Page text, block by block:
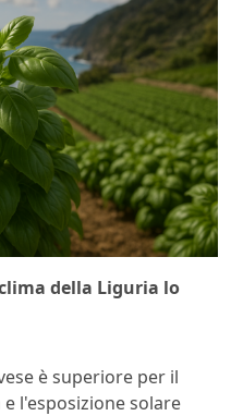
della Liguria lo
è superiore per il
l'esposizione solare